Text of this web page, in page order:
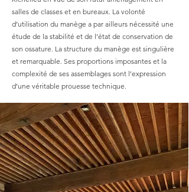
salles de classes et en bureaux. La volonté
d’utilisation du manège a par ailleurs nécessité une
étude de la stabilité et de l’état de conservation de
son ossature. La structure du manège est singulière
et remarquable. Ses proportions imposantes et la
complexité de ses assemblages sont l’expression
d’une véritable prouesse technique.